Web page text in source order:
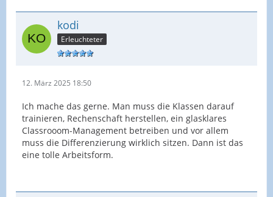
kodi
Erleuchteter
12. März 2025 18:50
Ich mache das gerne. Man muss die Klassen darauf
trainieren, Rechenschaft herstellen, ein glasklares
Classrooom-Management betreiben und vor allem
muss die Differenzierung wirklich sitzen. Dann ist das
eine tolle Arbeitsform.